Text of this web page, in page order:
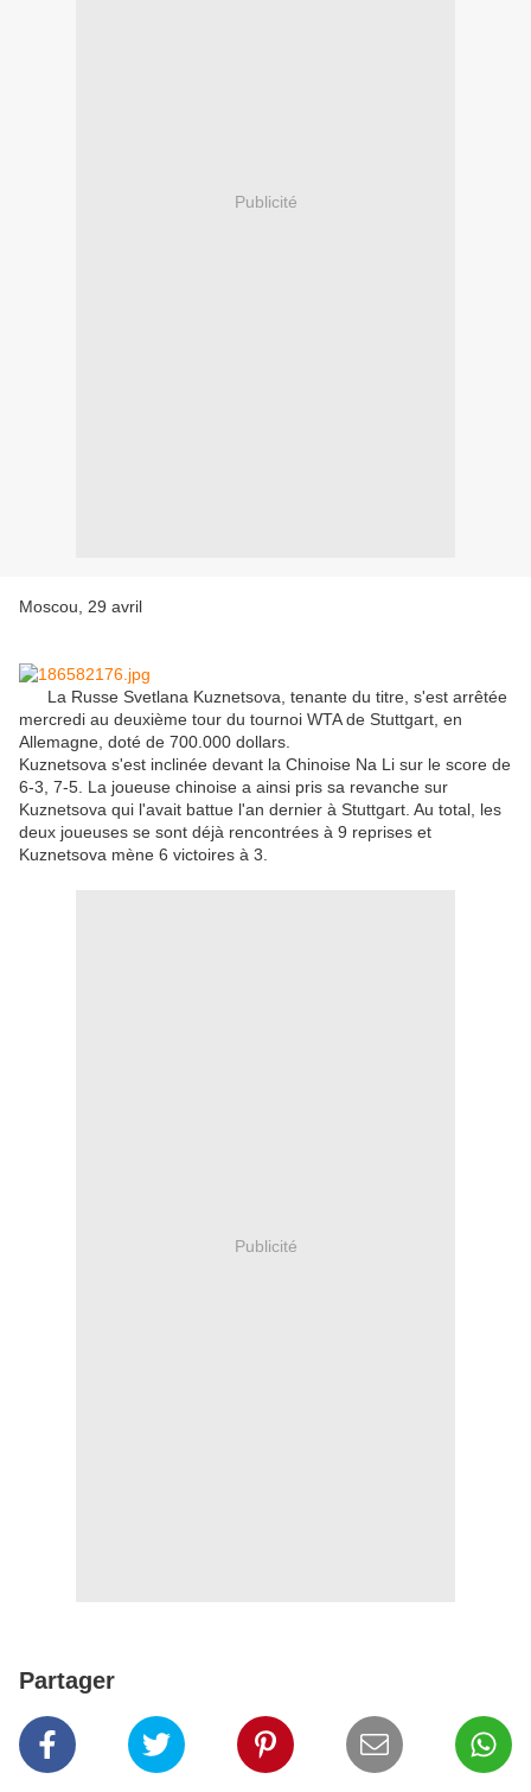
Publicité
Moscou, 29 avril
La Russe Svetlana Kuznetsova, tenante du titre, s'est arrêtée
mercredi au deuxième tour du tournoi WTA de Stuttgart, en
Allemagne, doté de 700.000 dollars.
Kuznetsova s'est inclinée devant la Chinoise Na Li sur le score de
6-3, 7-5. La joueuse chinoise a ainsi pris sa revanche sur
Kuznetsova qui l'avait battue l'an dernier à Stuttgart. Au total, les
deux joueuses se sont déjà rencontrées à 9 reprises et
Kuznetsova mène 6 victoires à 3.
Publicité
Partager